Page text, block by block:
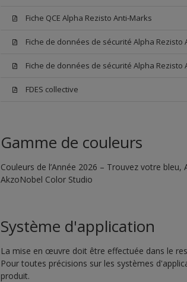
Fiche QCE Alpha Rezisto Anti-Marks
Fiche de données de sécurité Alpha Rezisto
Fiche de données de sécurité Alpha Rezisto
FDES collective
Gamme de couleurs
Couleurs de l’Année 2026 – Trouvez votre
AkzoNobel Color Studio
Système d'application
La mise en œuvre doit être effectuée dans le
Pour toutes précisions sur les systèmes
produit.